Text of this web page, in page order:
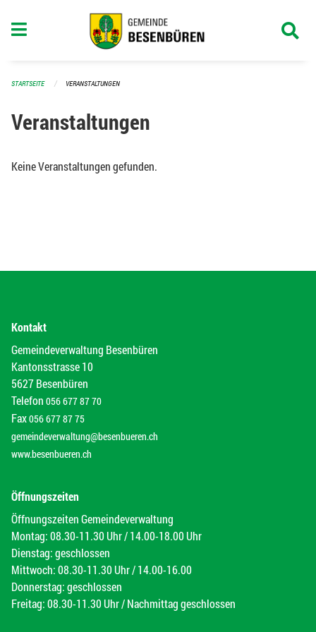
STARTSEITE VERANSTALTUNGEN
Veranstaltungen
Keine Veranstaltungen gefunden.
Kontakt
Gemeindeverwaltung Besenbüren
Kantonsstrasse 10
5627 Besenbüren
Telefon 056 677 87 70
Fax056 677 87 75
gemeindeverwaltung@besenbueren.ch
www.besenbueren.ch
Öffnungszeiten
Öffnungszeiten Gemeindeverwaltung
Montag: 08.30-11.30 Uhr / 14.00-18.00 Uhr
Dienstag: geschlossen
Mittwoch: 08.30-11.30 Uhr / 14.00-16.00
Donnerstag: geschlossen
Freitag: 08.30-11.30 Uhr / Nachmittag geschlossen